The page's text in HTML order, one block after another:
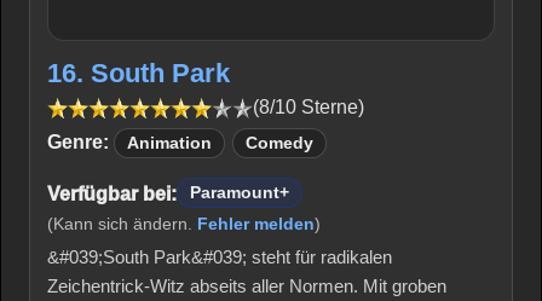
16. South Park
(8/10 Sterne)
Genre:
Animation Comedy
Verfügbar bei:
Paramount+
(Kann sich ändern. Fehler melden)
&#039;South Park&#039; steht für radikalen
Zeichentrick-Witz abseits aller Normen. Mit groben